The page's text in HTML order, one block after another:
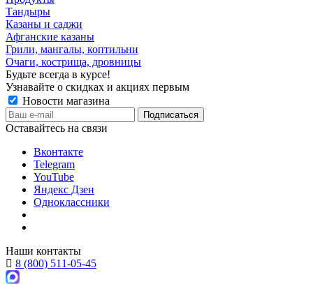
Тандыры
Казаны и саджи
Афганские казаны
Грили, мангалы, коптильни
Очаги, кострища, дровницы
Будьте всегда в курсе!
Узнавайте о скидках и акциях первым
Новости магазина
Оставайтесь на связи
Вконтакте
Telegram
YouTube
Яндекс Дзен
Одноклассники
Наши контакты
8 (800) 511-05-45